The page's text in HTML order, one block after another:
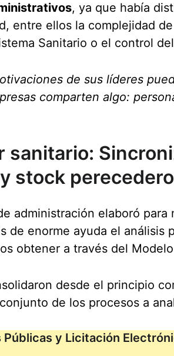
, ya que había
entre ellos la complejidad
Sanitario o el control
de sus líderes
comparten algo:
sanitario:
stock
administración elaboró para
de enorme ayuda el análisis
obtener a través del
desde el principio
de los procesos a
y Licitación